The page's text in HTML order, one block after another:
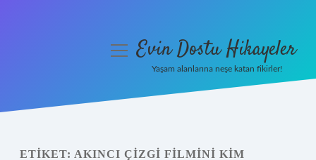
Yasal Uyarı
menüyüEvin Dostu Hikayeler
Yaşam alanlarına neşe katan fikirler!
ETIKET: AKINCI ÇIZGI FILMINI KIM